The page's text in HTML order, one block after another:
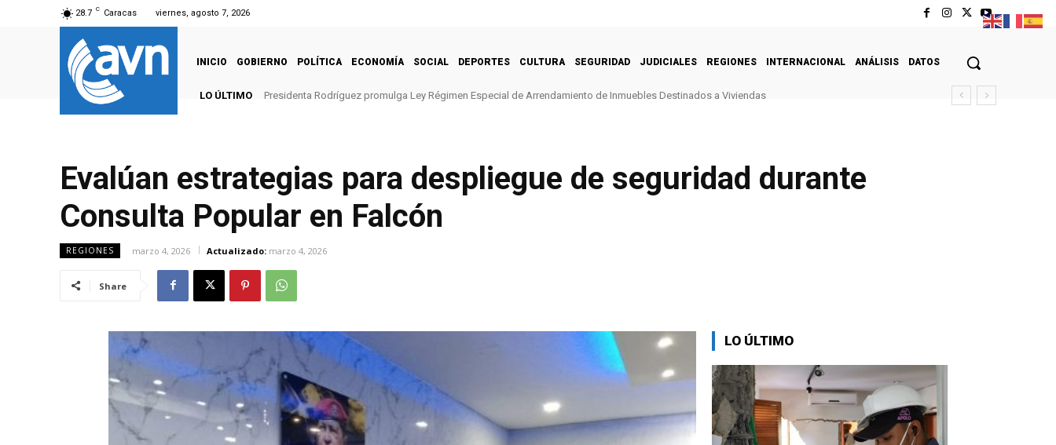
28.7 C Caracas viernes, agosto 7, 2026
INICIO GOBIERNO POLÍTICA ECONOMÍA SOCIAL DEPORTES CULTURA SEGURIDAD JUDICIALES REGIONES INTERNACIONAL ANÁLISIS DATOS
LO ÚLTIMO Presidenta Rodríguez promulga Ley Régimen Especial de Arrendamiento de Inmuebles Destinados a Viviendas
Evalúan estrategias para despliegue de seguridad durante
Consulta Popular en Falcón
REGIONES marzo 4, 2026 Actualizado: marzo 4, 2026
Share
LO ÚLTIMO